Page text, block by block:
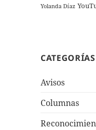
Yolanda Díaz
CATEGORÍAS
Avisos
Columnas